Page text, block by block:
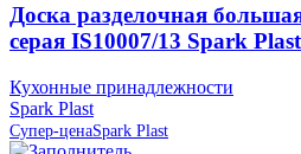
Доска разделочная
серая IS10007/13 Spark
Кухонные принадлежности
Spark Plast
Супер-ценаSpark Plast